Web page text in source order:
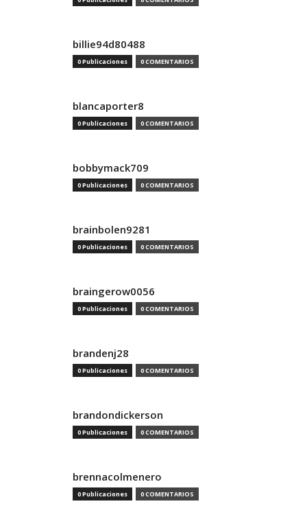
billie94d80488
0 Publicaciones 0 COMENTARIOS
blancaporter8
0 Publicaciones 0 COMENTARIOS
bobbymack709
0 Publicaciones 0 COMENTARIOS
brainbolen9281
0 Publicaciones 0 COMENTARIOS
braingerow0056
0 Publicaciones 0 COMENTARIOS
brandenj28
0 Publicaciones 0 COMENTARIOS
brandondickerson
0 Publicaciones 0 COMENTARIOS
brennacolmenero
0 Publicaciones 0 COMENTARIOS